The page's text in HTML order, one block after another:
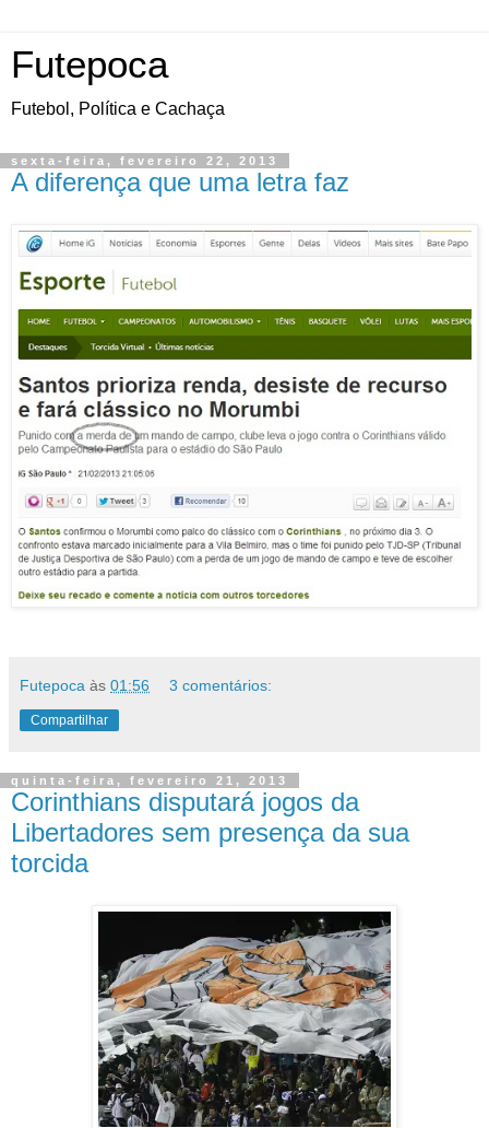
Futepoca
Futebol, Política e Cachaça
sexta-feira, fevereiro 22, 2013
A diferença que uma letra faz
Futepoca às 01:56 3 comentários:
Compartilhar
quinta-feira, fevereiro 21, 2013
Corinthians disputará jogos da
Libertadores sem presença da sua
torcida